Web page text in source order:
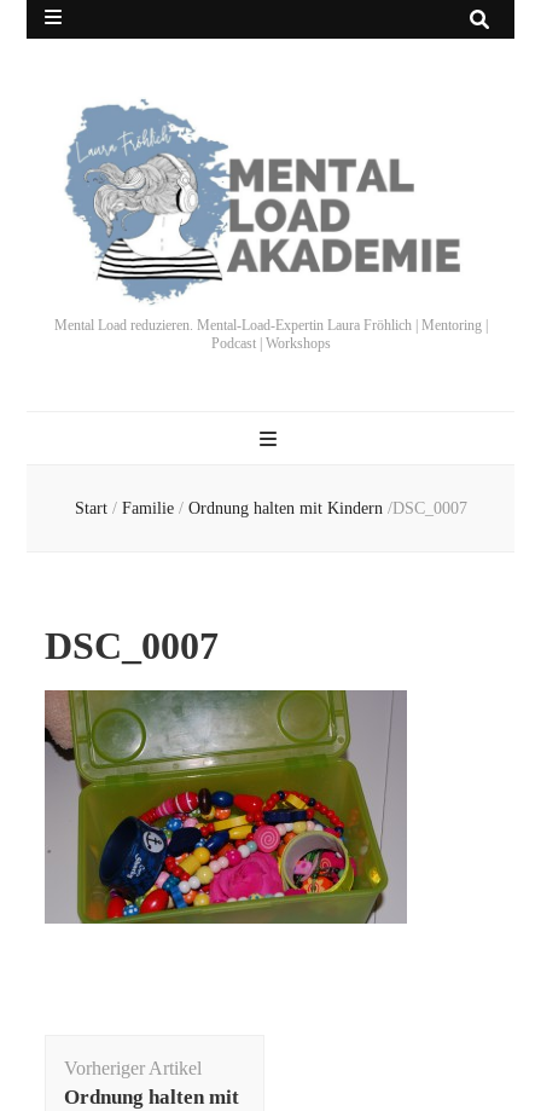
Mental Load reduzieren. Mental-Load-Expertin Laura Fröhlich | Mentoring |
Podcast | Workshops
Start / Familie / Ordnung halten mit Kindern /DSC_0007
DSC_0007
Vorheriger Artikel
Ordnung halten mit